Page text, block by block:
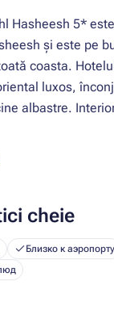
Hasheesh 5*
și este pe
coasta.
luxos,
albastre.
cheie
Близко к аэропорту